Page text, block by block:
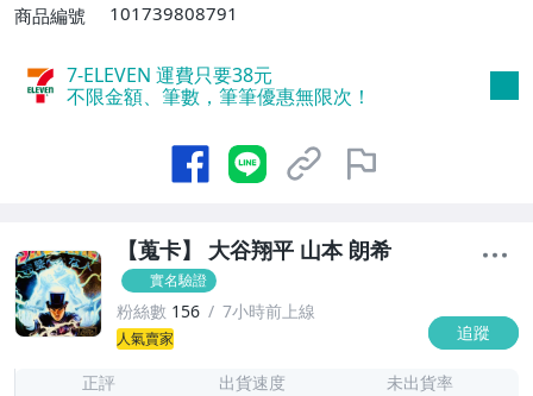
商品編號
101739808791
7-ELEVEN 運費只要38元
不限金額、筆數，筆筆優惠無限次！
【蒐卡】 大谷翔平 山本 朗希
實名驗證
粉絲數 156 7小時前上線
人氣賣家 追蹤
正評 出貨速度 未出貨率